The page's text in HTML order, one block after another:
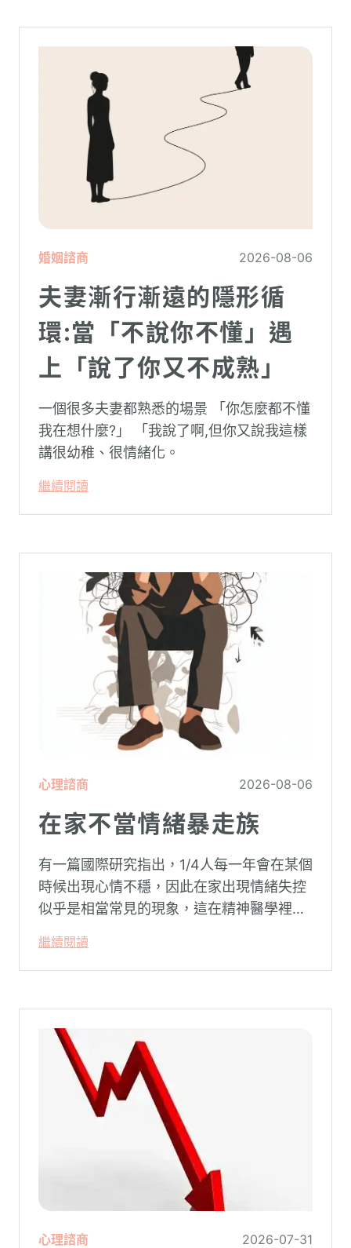
婚姻諮商 2026-08-06
夫妻漸行漸遠的隱形循
環:當「不說你不懂」遇
上「說了你又不成熟」
一個很多夫妻都熟悉的場景 「你怎麼都不懂
我在想什麼?」 「我說了啊,但你又說我這樣
講很幼稚、很情緒化。
繼續閱讀
心理諮商 2026-08-06
在家不當情緒暴走族
有一篇國際研究指出，1/4人每一年會在某個
時候出現心情不穩，因此在家出現情緒失控
似乎是相當常見的現象，這在精神醫學裡不
系統在長久使用之下，突然在某一次需要處
理更高層次的資料時，電腦呈現當機現象，
造成重大影響。
繼續閱讀
心理諮商 2026-07-31